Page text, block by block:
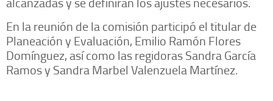
En la reunión de la comisión participó el titular de
Planeación y Evaluación, Emilio Ramón Flores
Domínguez, así como las regidoras Sandra García
Ramos y Sandra Marbel Valenzuela Martínez.